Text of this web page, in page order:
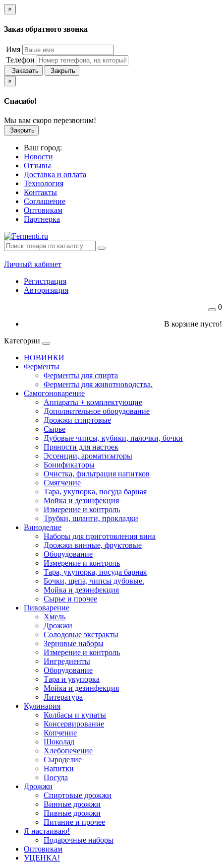
×
Заказ обратного звонка
Имя
Телефон
Заказать
Закрыть
×
Спасибо!
Мы вам скоро перезвоним!
Закрыть
Ваш город:
Новости
Отзывы
Доставка и оплата
Технология
Контакты
Соглашение
Оптовикам
Партнерка
Личный кабинет
Регистрация
Авторизация
0
В корзине пусто!
Категории
НОВИНКИ
Ферменты
Ферменты для спирта
Ферменты для животноводства.
Самогоноварение
Аппараты + комплектующие
Дополнительное оборудование
Дрожжи спиртовые
Сырье
Дубовые чипсы, кубики, палочки, бочки
Пряности для настоек
Эссенции, ароматизаторы
Бонификаторы
Очистка, фильтрация напитков
Смягчение
Тара, укупорка, посуда барная
Мойка и дезинфекция
Измерение и контроль
Трубки, шланги, прокладки
Виноделие
Наборы для приготовления вина
Дрожжи винные, фруктовые
Оборудование
Измерение и контроль
Тара, укупорка, посуда барная
Бочки, щепа, чипсы дубовые.
Мойка и дезинфекция
Сырье и прочее
Пивоварение
Хмель
Дрожжи
Солодовые экстракты
Зерновые наборы
Измерение и контроль
Ингредиенты
Оборудование
Тара и укупорка
Мойка и дезинфекция
Литература
Кулинария
Колбасы и купаты
Консервирование
Копчение
Шоколад
Хлебопечение
Сыроделие
Напитки
Посуда
Дрожжи
Спиртовые дрожжи
Винные дрожжи
Пивные дрожжи
Питание и прочее
Я настаиваю!
Подарочные наборы
Оптовикам
УЦЕНКА!